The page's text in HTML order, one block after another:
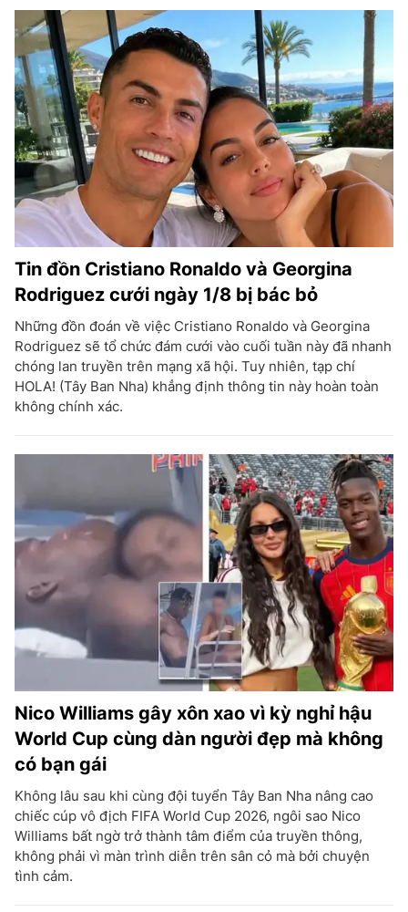
Tin đồn Cristiano Ronaldo và Georgina
Rodriguez cưới ngày 1/8 bị bác bỏ
Những đồn đoán về việc Cristiano Ronaldo và Georgina
Rodriguez sẽ tổ chức đám cưới vào cuối tuần này đã nhanh
chóng lan truyền trên mạng xã hội. Tuy nhiên, tạp chí
HOLA! (Tây Ban Nha) khẳng định thông tin này hoàn toàn
không chính xác.
Nico Williams gây xôn xao vì kỳ nghỉ hậu
World Cup cùng dàn người đẹp mà không
có bạn gái
Không lâu sau khi cùng đội tuyển Tây Ban Nha nâng cao
chiếc cúp vô địch FIFA World Cup 2026, ngôi sao Nico
Williams bất ngờ trở thành tâm điểm của truyền thông,
không phải vì màn trình diễn trên sân cỏ mà bởi chuyện
tình cảm.